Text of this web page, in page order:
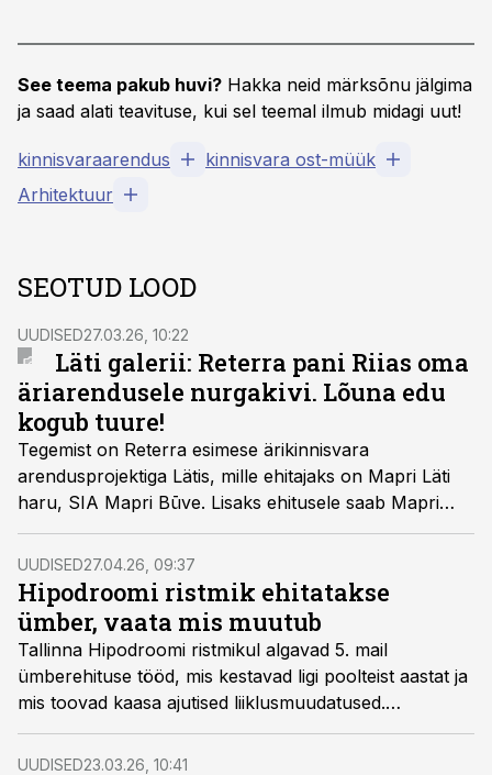
See teema pakub huvi? Hakka neid märksõnu jälgima
ja saad alati teavituse, kui sel teemal ilmub midagi uut!
kinnisvaraarendus
kinnisvara ost-müük
Arhitektuur
SEOTUD LOOD
UUDISED27.03.26, 10:22
Läti galerii: Reterra pani Riias oma
äriarendusele nurgakivi. Lõuna edu
kogub tuure!
Tegemist on Reterra esimese ärikinnisvara
arendusprojektiga Lätis, mille ehitajaks on Mapri Läti
haru, SIA Mapri Būve. Lisaks ehitusele saab Mapri
Būve’st ka hoone ankurüürnik, tuues tulevikus oma
Läti kontori Lacplesa Plaza hoonesse.
eest
sai Reterra koos Invegoga ühisarenduse valmis.
Mida põnevat ja erilist pakub Lätis arendamine
UUDISED27.04.26, 09:37
Hipodroomi ristmik ehitatakse
ümber, vaata mis muutub
Tallinna Hipodroomi ristmikul algavad 5. mail
ümberehituse tööd, mis kestavad ligi poolteist aastat ja
mis toovad kaasa ajutised liiklusmuudatused.
Ümberehitus seob linna uue Hipodroomi kvartaliga
ning parandab Paldiski maantee liiklusohutust.
UUDISED23.03.26, 10:41